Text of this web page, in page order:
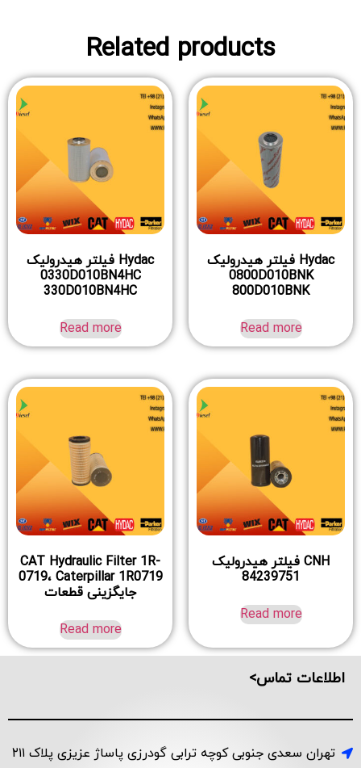
Related products
Hydac فیلتر هیدرولیک
0800D010BNK
800D010BNK
Read more
Hydac فیلتر هیدرولیک
0330D010BN4HC
330D010BN4HC
Read more
CNH فیلتر هیدرولیک
84239751
Read more
CAT Hydraulic Filter 1R-
0719، Caterpillar 1R0719
جایگزینی قطعات
Read more
اطلاعات تماس>
تهران سعدی جنوبی کوچه ترابی گودرزی پاساژ عزیزی پلاک ۲۱۱